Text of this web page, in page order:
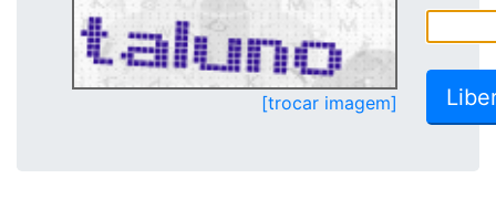
[trocar imagem]